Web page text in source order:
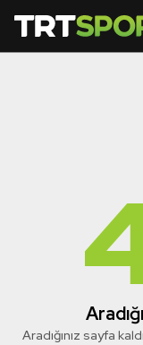
Aradığınız sayfa